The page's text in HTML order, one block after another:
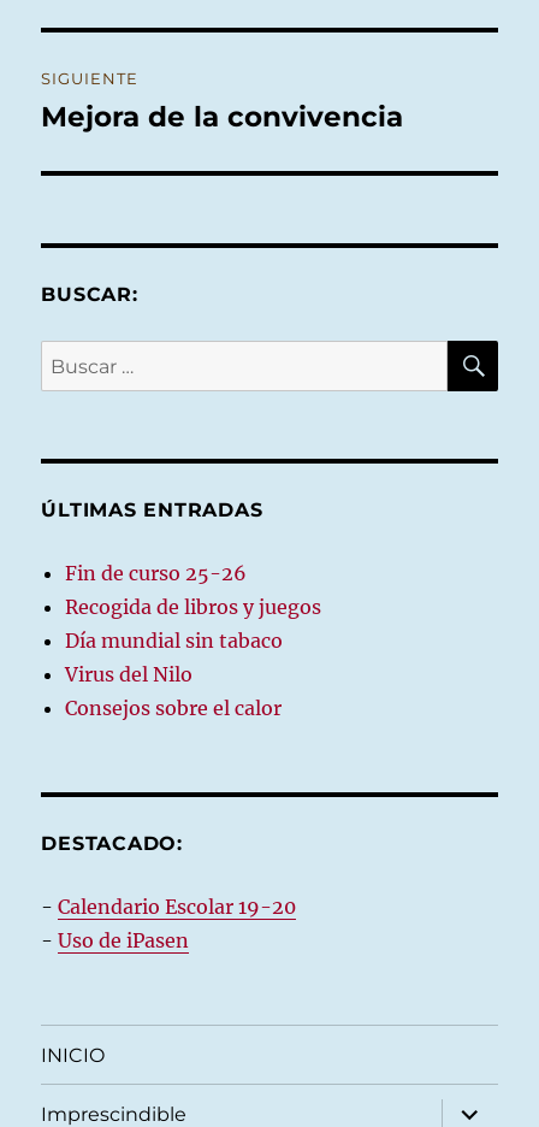
SIGUIENTE
Entrada
Mejora de la convivencia
BUSCAR:
Buscar
por:
ÚLTIMAS ENTRADAS
Fin de curso 25-26
Recogida de libros y juegos
Día mundial sin tabaco
Virus del Nilo
Consejos sobre el calor
DESTACADO:
-Calendario Escolar 19-20
-Uso de iPasen
INICIO
Imprescindible
expande